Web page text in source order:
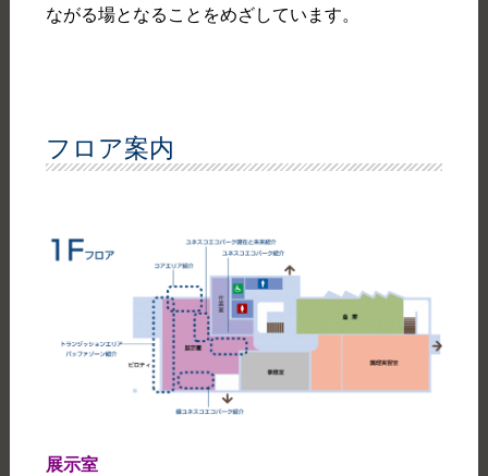
ながる場となることをめざしています。
フロア案内
展示室